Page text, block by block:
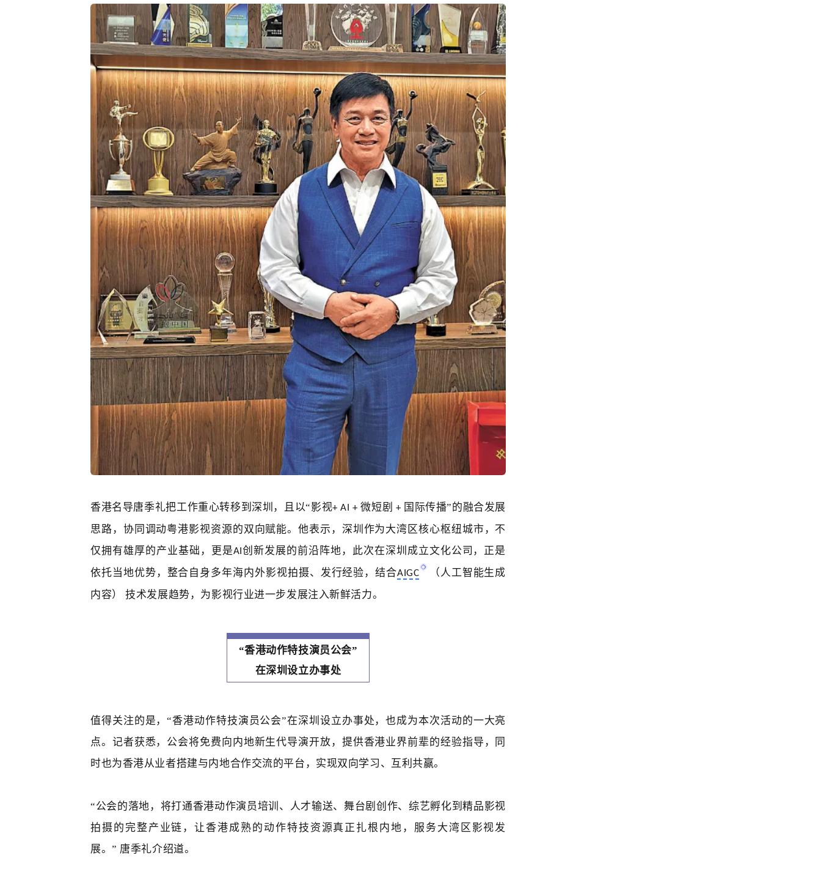
香港名导唐季礼把工作重心转移到深圳，且以“影视+ AI +微短剧 + 国际传播” 的融合发展
思路，协同调动粤港影视资源的双向赋能。他表示，深圳作为大湾区核心枢纽城市，不
仅拥有雄厚的产业基础，更是AI 创新发展的前沿阵地，此次在深圳成立文化公司，正是
依托当地优势，整合自身多年海内外影视拍摄、发行经验，结合AIGC
（人工智能生成
内容） 技术发展趋势，为影视行业进一步发展注入新鲜活力。
“香港动作特技演员公会”
在深圳设立办事处
值得关注的是，“香港动作特技演员公会”在深圳设立办事处，也成为本次活动的一大亮
点。记者获悉，公会将免费向内地新生代导演开放，提供香港业界前辈的经验指导，同
时也为香港从业者搭建与内地合作交流的平台，实现双向学习、互利共赢。
“公会的落地，将打通香港动作演员培训、人才输送、舞台剧创作、综艺孵化到精品影视
拍摄的完整产业链，让香港成熟的动作特技资源真正扎根内地，服务大湾区影视发
展。” 唐季礼介绍道。